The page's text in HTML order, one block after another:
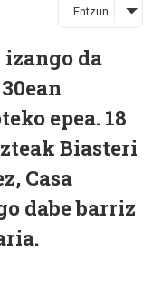
Entzun
da
epea. 18
Biasteri
Casa
dabe barriz